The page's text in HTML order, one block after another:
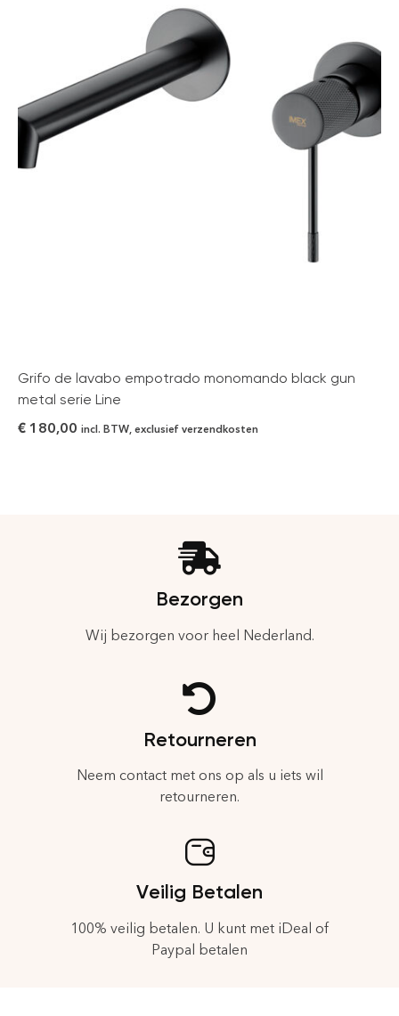
Grifo de lavabo empotrado monomando black gun
metal serie Line
€ 180,00 incl. BTW, exclusief verzendkosten
Bezorgen
Wij bezorgen voor heel Nederland.
Retourneren
Neem contact met ons op als u iets wil
retourneren.
Veilig Betalen
100% veilig betalen. U kunt met iDeal of
Paypal betalen